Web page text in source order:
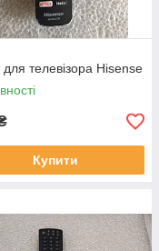
для телевізора Hisense
Купити